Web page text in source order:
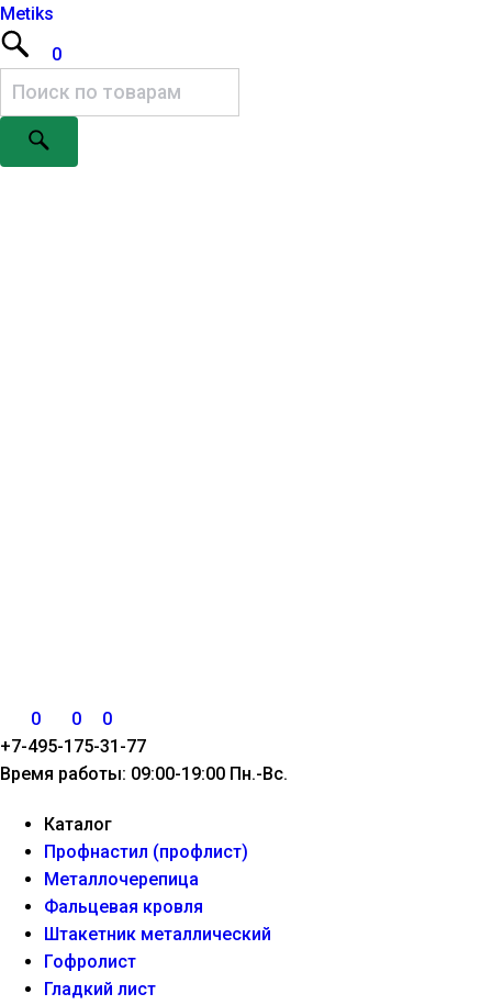
Metiks
0
0 0
0
+7-495-175-31-77
Время работы: 09:00-19:00 Пн.-Вс.
Каталог
Профнастил (профлист)
Металлочерепица
Фальцевая кровля
Штакетник металлический
Гофролист
Гладкий лист